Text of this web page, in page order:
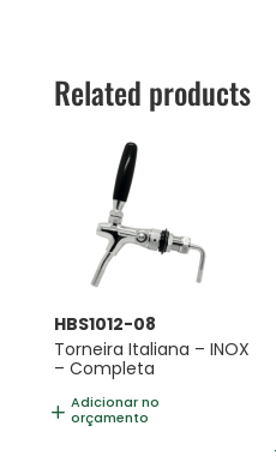
Related products
HBS1012-08
Torneira Italiana – INOX
– Completa
Adicionar no
orçamento